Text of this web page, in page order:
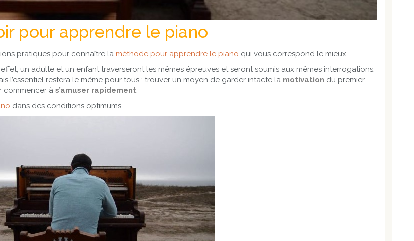
pour apprendre le piano
pratiques pour connaître la méthode pour apprendre le piano qui vous correspond le mieux.
un adulte et un enfant traverseront les mêmes épreuves et seront soumis aux mêmes interrogations.
l’essentiel restera le même pour tous : trouver un moyen de garder intacte la motivation du premier
commencer às’amuser rapidement.
dans des conditions optimums.